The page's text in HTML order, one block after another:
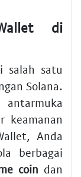
di
salah satu
Solana.
keamanan
Anda
berbagai
coin dan